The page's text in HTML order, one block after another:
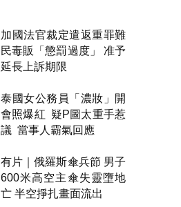
加國法官裁定遣返重罪難
民毒販「懲罰過度」 准予
延長上訴期限
泰國女公務員「濃妝」開
會照爆紅 疑P圖太重手惹
議 當事人霸氣回應
有片｜俄羅斯傘兵節 男子
600米高空主傘失靈墮地
亡 半空掙扎畫面流出